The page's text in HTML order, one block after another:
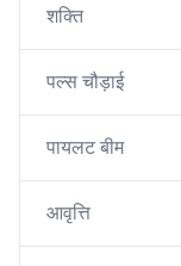
शक्ति
पल्स चौड़ाई
पायलट बीम
आवृत्ति